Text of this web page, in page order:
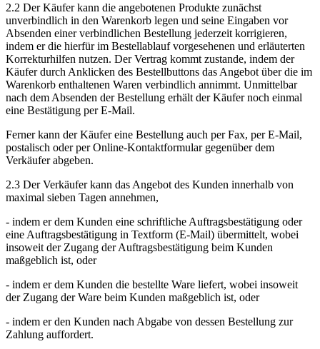
2.2 Der Käufer kann die angebotenen Produkte zunächst
unverbindlich in den Warenkorb legen und seine Eingaben vor
Absenden einer verbindlichen Bestellung jederzeit korrigieren,
indem er die hierfür im Bestellablauf vorgesehenen und erläuterten
Korrekturhilfen nutzen. Der Vertrag kommt zustande, indem der
Käufer durch Anklicken des Bestellbuttons das Angebot über die im
Warenkorb enthaltenen Waren verbindlich annimmt. Unmittelbar
nach dem Absenden der Bestellung erhält der Käufer noch einmal
eine Bestätigung per E-Mail.
Ferner kann der Käufer eine Bestellung auch per Fax, per E-Mail,
postalisch oder per Online-Kontaktformular gegenüber dem
Verkäufer abgeben.
2.3 Der Verkäufer kann das Angebot des Kunden innerhalb von
maximal sieben Tagen annehmen,
- indem er dem Kunden eine schriftliche Auftragsbestätigung oder
eine Auftragsbestätigung in Textform (E-Mail) übermittelt, wobei
insoweit der Zugang der Auftragsbestätigung beim Kunden
maßgeblich ist, oder
- indem er dem Kunden die bestellte Ware liefert, wobei insoweit
der Zugang der Ware beim Kunden maßgeblich ist, oder
- indem er den Kunden nach Abgabe von dessen Bestellung zur
Zahlung auffordert.